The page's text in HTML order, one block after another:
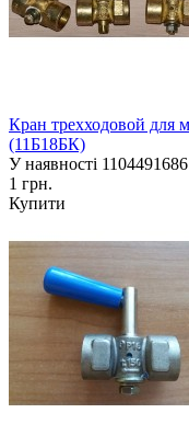
Кран трехходовой для
(11Б18БК)
У наявності 1104491686
1 грн.
Купити